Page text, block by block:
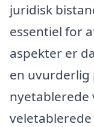
juridisk
essentiel for
aspekter er
en
nyetablerede